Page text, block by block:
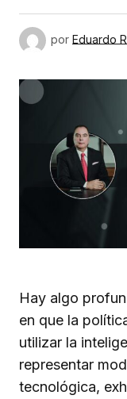
por Eduardo
Hay algo
en que la
utilizar la
representar
tecnológica,